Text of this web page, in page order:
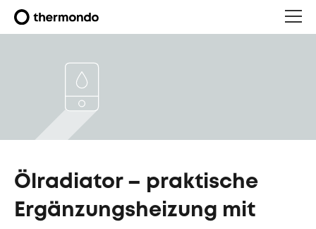
Ölradiator – praktische
Ergänzungsheizung mit